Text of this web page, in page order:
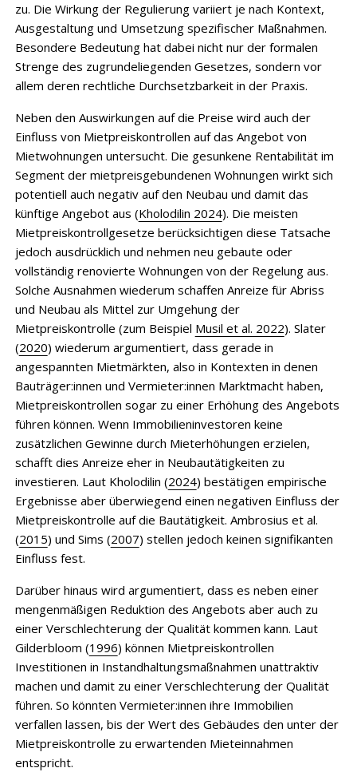
zu. Die Wirkung der Regulierung variiert je nach Kontext,
Ausgestaltung und Umsetzung spezifischer Maßnahmen.
Besondere Bedeutung hat dabei nicht nur der formalen
Strenge des zugrundeliegenden Gesetzes, sondern vor
allem deren rechtliche Durchsetzbarkeit in der Praxis.
Neben den Auswirkungen auf die Preise wird auch der
Einfluss von Mietpreiskontrollen auf das Angebot von
Mietwohnungen untersucht. Die gesunkene Rentabilität im
Segment der mietpreisgebundenen Wohnungen wirkt sich
potentiell auch negativ auf den Neubau und damit das
künftige Angebot aus (Kholodilin 2024). Die meisten
Mietpreiskontrollgesetze berücksichtigen diese Tatsache
jedoch ausdrücklich und nehmen neu gebaute oder
vollständig renovierte Wohnungen von der Regelung aus.
Solche Ausnahmen wiederum schaffen Anreize für Abriss
und Neubau als Mittel zur Umgehung der
Mietpreiskontrolle (zum Beispiel Musil et al. 2022). Slater
(2020) wiederum argumentiert, dass gerade in
angespannten Mietmärkten, also in Kontexten in denen
Bauträger:innen und Vermieter:innen Marktmacht haben,
Mietpreiskontrollen sogar zu einer Erhöhung des Angebots
führen können. Wenn Immobilieninvestoren keine
zusätzlichen Gewinne durch Mieterhöhungen erzielen,
schafft dies Anreize eher in Neubautätigkeiten zu
investieren. Laut Kholodilin (2024) bestätigen empirische
Ergebnisse aber überwiegend einen negativen Einfluss der
Mietpreiskontrolle auf die Bautätigkeit. Ambrosius et al.
(2015) und Sims (2007) stellen jedoch keinen signifikanten
Einfluss fest.
Darüber hinaus wird argumentiert, dass es neben einer
mengenmäßigen Reduktion des Angebots aber auch zu
einer Verschlechterung der Qualität kommen kann. Laut
Gilderbloom (1996) können Mietpreiskontrollen
Investitionen in Instandhaltungsmaßnahmen unattraktiv
machen und damit zu einer Verschlechterung der Qualität
führen. So könnten Vermieter:innen ihre Immobilien
verfallen lassen, bis der Wert des Gebäudes den unter der
Mietpreiskontrolle zu erwartenden Mieteinnahmen
entspricht.